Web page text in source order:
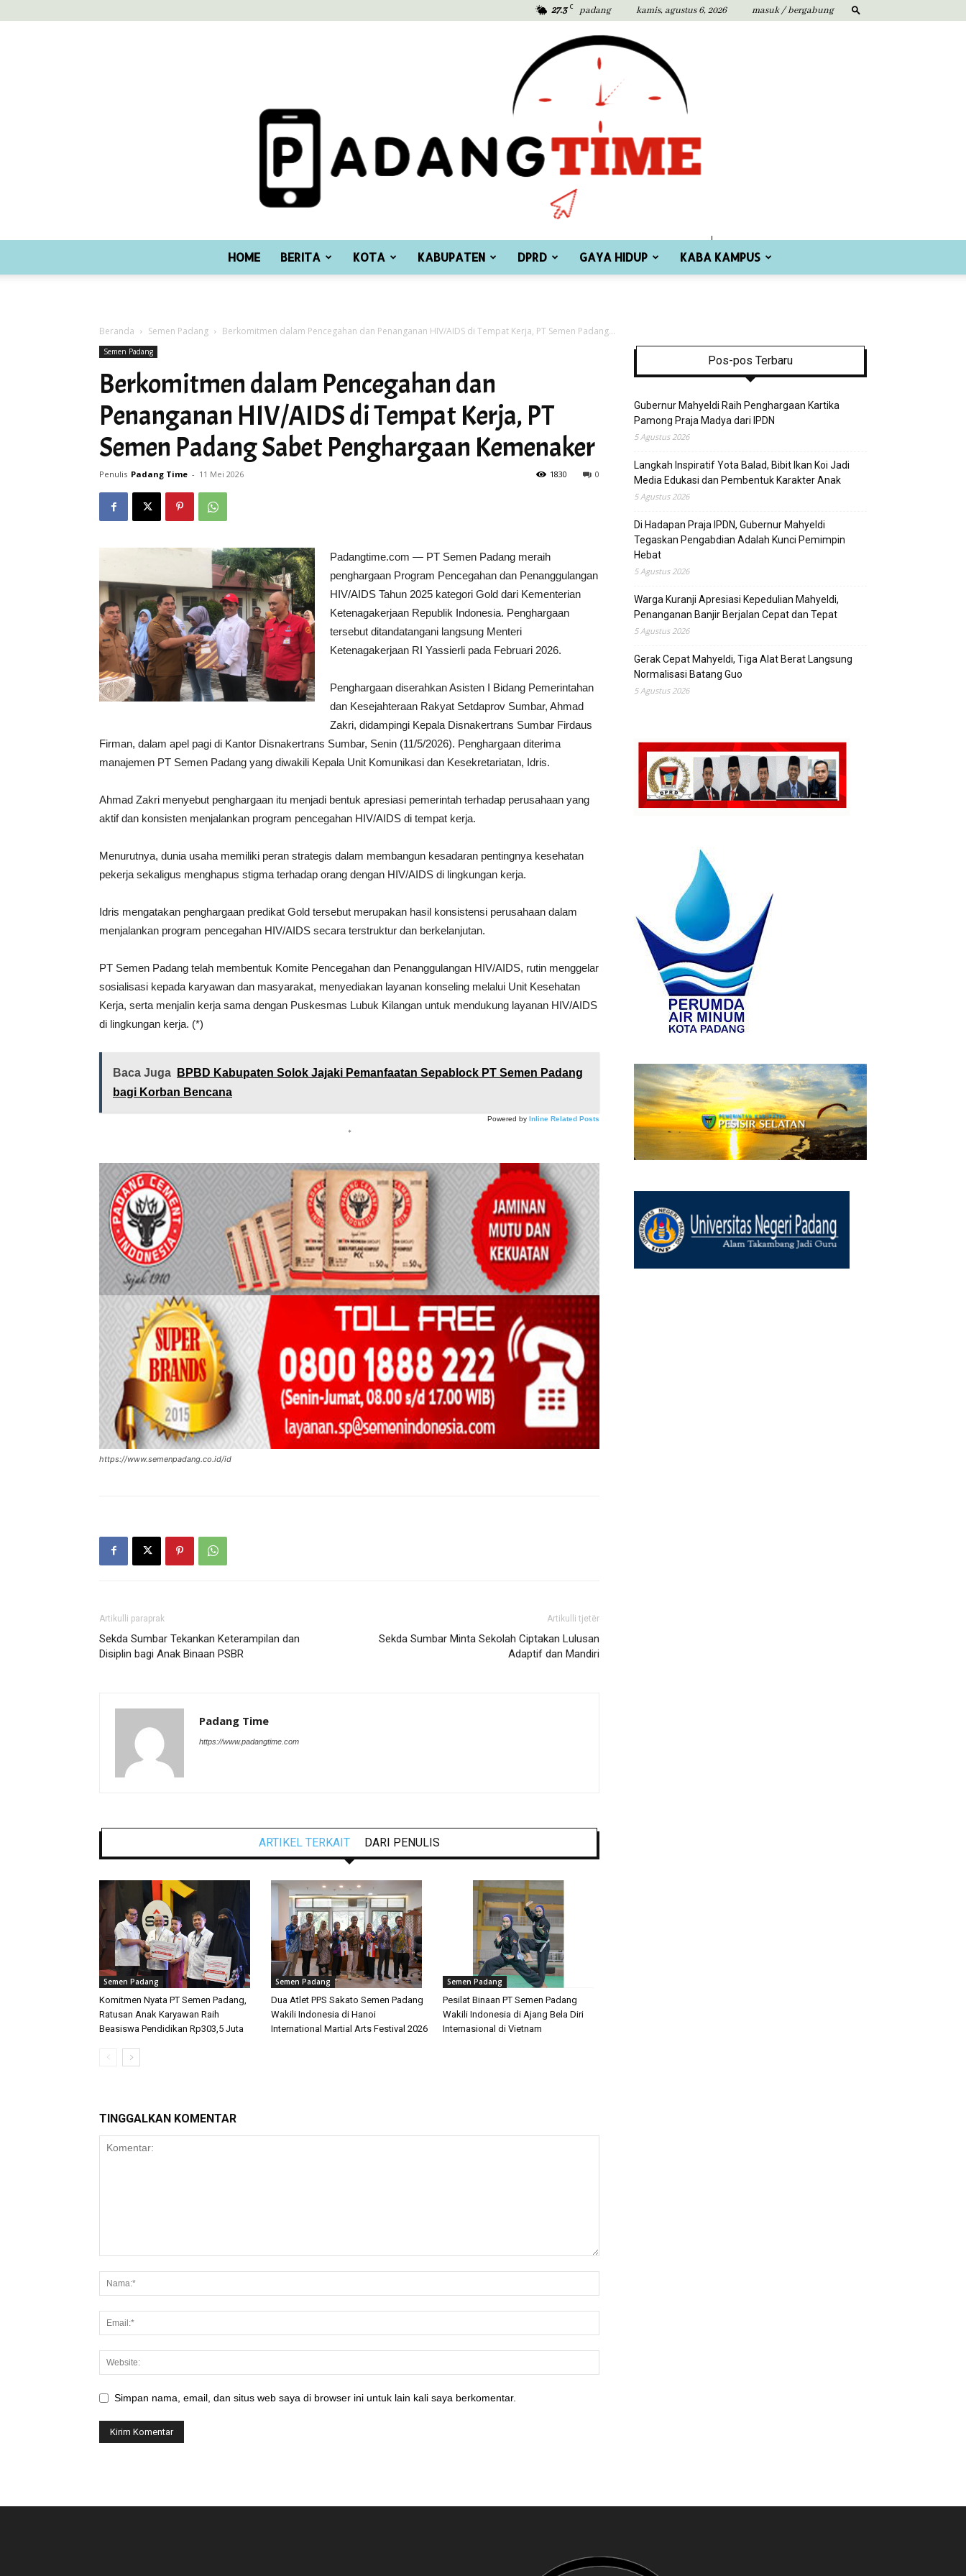
27.3 C padang kamis, agustus 6, 2026 masuk / bergabung
Time
HOME BERITA KOTA KABUPATEN DPRD GAYA HIDUP KABA KAMPUS
Beranda Semen Padang Berkomitmen dalam Pencegahan dan Penanganan HIV/AIDS di Tempat Kerja, PT Semen Padang...
Semen Padang
Berkomitmen dalam Pencegahan dan
Penanganan HIV/AIDS di Tempat Kerja, PT
Semen Padang Sabet Penghargaan Kemenaker
Penulis Padang Time - 11 Mei 2026 0
1830
Padangtime.com — PT Semen Padang meraih
penghargaan Program Pencegahan dan Penanggulangan
HIV/AIDS Tahun 2025 kategori Gold dari Kementerian
Ketenagakerjaan Republik Indonesia. Penghargaan
tersebut ditandatangani langsung Menteri
Ketenagakerjaan RI Yassierli pada Februari 2026.
Penghargaan diserahkan Asisten I Bidang Pemerintahan
dan Kesejahteraan Rakyat Setdaprov Sumbar, Ahmad
Zakri, didampingi Kepala Disnakertrans Sumbar Firdaus
Firman, dalam apel pagi di Kantor Disnakertrans Sumbar, Senin (11/5/2026). Penghargaan diterima
manajemen PT Semen Padang yang diwakili Kepala Unit Komunikasi dan Kesekretariatan, Idris.
Ahmad Zakri menyebut penghargaan itu menjadi bentuk apresiasi pemerintah terhadap perusahaan yang
aktif dan konsisten menjalankan program pencegahan HIV/AIDS di tempat kerja.
Menurutnya, dunia usaha memiliki peran strategis dalam membangun kesadaran pentingnya kesehatan
pekerja sekaligus menghapus stigma terhadap orang dengan HIV/AIDS di lingkungan kerja.
Idris mengatakan penghargaan predikat Gold tersebut merupakan hasil konsistensi perusahaan dalam
menjalankan program pencegahan HIV/AIDS secara terstruktur dan berkelanjutan.
PT Semen Padang telah membentuk Komite Pencegahan dan Penanggulangan HIV/AIDS, rutin menggelar
sosialisasi kepada karyawan dan masyarakat, menyediakan layanan konseling melalui Unit Kesehatan
Kerja, serta menjalin kerja sama dengan Puskesmas Lubuk Kilangan untuk mendukung layanan HIV/AIDS
di lingkungan kerja. (*)
Baca Juga
BPBD Kabupaten Solok Jajaki Pemanfaatan Sepablock PT Semen Padang
bagi Korban Bencana
Powered by Inline Related Posts
*
https://www.semenpadang.co.id/id
Artikulli paraprak
Sekda Sumbar Tekankan Keterampilan dan
Disiplin bagi Anak Binaan PSBR
Artikulli tjetër
Sekda Sumbar Minta Sekolah Ciptakan Lulusan
Adaptif dan Mandiri
Padang Time
https://www.padangtime.com
ARTIKEL TERKAIT DARI PENULIS
Semen Padang
Komitmen Nyata PT Semen Padang,
Ratusan Anak Karyawan Raih
Beasiswa Pendidikan Rp303,5 Juta
Semen Padang
Dua Atlet PPS Sakato Semen Padang
Wakili Indonesia di Hanoi
International Martial Arts Festival 2026
Semen Padang
Pesilat Binaan PT Semen Padang
Wakili Indonesia di Ajang Bela Diri
Internasional di Vietnam
TINGGALKAN KOMENTAR
Simpan nama, email, dan situs web saya di browser ini untuk lain kali saya berkomentar.
Pos-pos Terbaru
Gubernur Mahyeldi Raih Penghargaan Kartika
Pamong Praja Madya dari IPDN
5 Agustus 2026
Langkah Inspiratif Yota Balad, Bibit Ikan Koi Jadi
Media Edukasi dan Pembentuk Karakter Anak
5 Agustus 2026
Di Hadapan Praja IPDN, Gubernur Mahyeldi
Tegaskan Pengabdian Adalah Kunci Pemimpin
Hebat
5 Agustus 2026
Warga Kuranji Apresiasi Kepedulian Mahyeldi,
Penanganan Banjir Berjalan Cepat dan Tepat
5 Agustus 2026
Gerak Cepat Mahyeldi, Tiga Alat Berat Langsung
Normalisasi Batang Guo
5 Agustus 2026